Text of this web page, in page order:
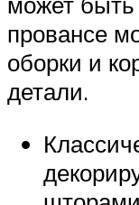
провансе
оборки и
детали.